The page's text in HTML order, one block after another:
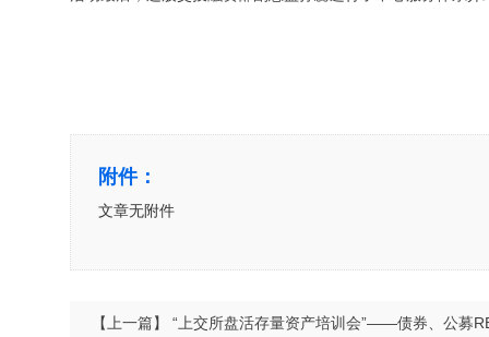
附件：
文章无附件
【上一篇】 “上交所盘活存量资产培训会”——债券、公募